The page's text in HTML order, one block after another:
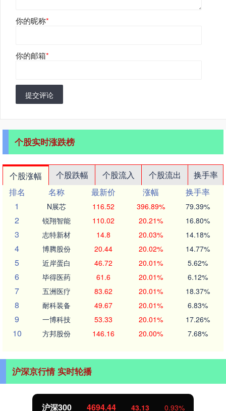
你的昵称*
你的邮箱*
提交评论
个股实时涨跌榜
个股涨幅 个股跌幅 个股流入 个股流出
换手率
排名
名称 最新价 涨幅
换手率
1
N展芯 116.52 396.89% 79.39%
2 锐翔智能 110.02 20.21% 16.80%
3 志特新材 14.8 20.03% 14.18%
4 博腾股份 20.44 20.02% 14.77%
5 近岸蛋白 46.72 20.01% 5.62%
6 毕得医药 61.6 20.01% 6.12%
7 五洲医疗 83.62 20.01% 18.37%
8 耐科装备 49.67 20.01% 6.83%
9 一博科技 53.33 20.01% 17.26%
10 方邦股份 146.16 20.00% 7.68%
沪深京行情 实时轮播
沪深300 4694.44 43.13 0.93%